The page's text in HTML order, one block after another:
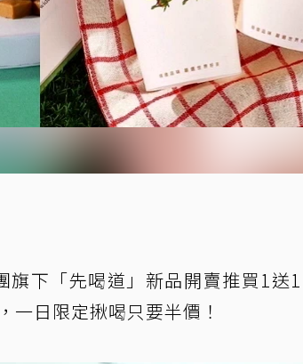
旗下「先喝道」新品開賣推買1送
一日限定揪喝只要半價！